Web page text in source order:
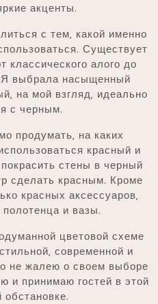
акценты.
с тем‚ какой именно
Существует
классического алого до
Я выбрала насыщенный
на мой взгляд‚ идеально
с черным.
продумать‚ на каких
красный и
стены в черный
сделать красным. Кроме
красных аксессуаров‚
и вазы.
цветовой схеме
современной и
не жалею о своем выборе
и принимаю гостей в этой
обстановке.